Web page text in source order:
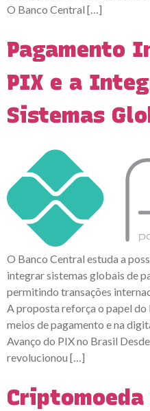
O Banco Central […]
Pagamento
PIX e a
Sistemas
O Banco Central estuda a
integrar sistemas globais de
permitindo transações
A proposta reforça o papel do
meios de pagamento e na
Avanço do PIX no Brasil
revolucionou […]